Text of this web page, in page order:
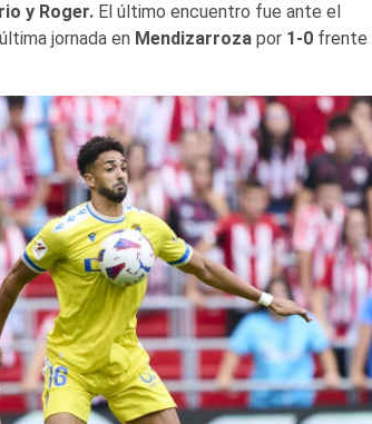
y Roger. El último encuentro fue ante el
jornada en Mendizarrozapor 1-0frente